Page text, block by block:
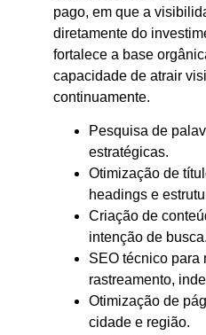
pago, em que a
diretamente do
fortalece a base
capacidade de atrair
continuamente.
Pesquisa de
estratégicas.
Otimização de
headings e
Criação de
intenção de busca.
SEO técnico para
rastreamento,
Otimização de
cidade e região.